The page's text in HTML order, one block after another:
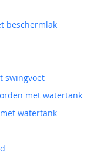
beschermlak
swingvoet
met watertank
watertank